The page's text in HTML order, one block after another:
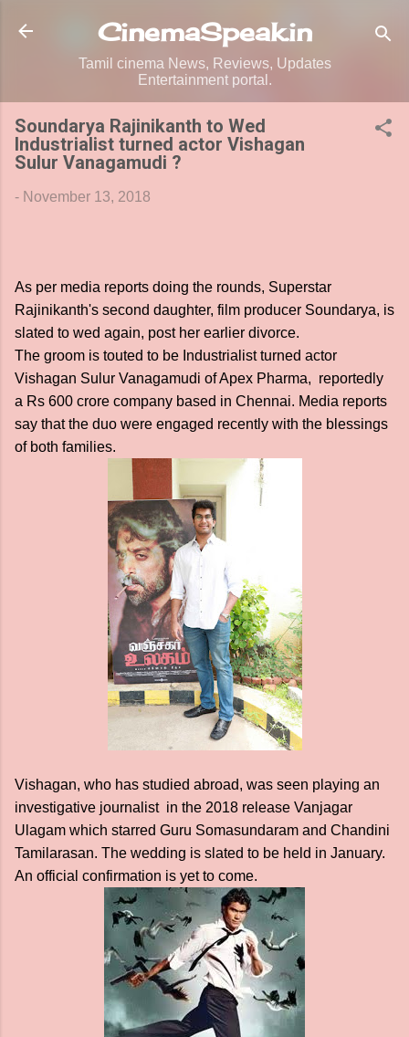
Skip to main content
CinemaSpeak.in
Tamil cinema News, Reviews, Updates
Entertainment portal.
Soundarya Rajinikanth to Wed
Industrialist turned actor Vishagan
Sulur Vanagamudi ?
- November 13, 2018
As per media reports doing the rounds, Superstar
Rajinikanth's second daughter, film producer Soundarya, is
slated to wed again, post her earlier divorce.
The groom is touted to be Industrialist turned actor
Vishagan Sulur Vanagamudi of Apex Pharma, reportedly
a Rs 600 crore company based in Chennai. Media reports
say that the duo were engaged recently with the blessings
of both families.
Vishagan, who has studied abroad, was seen playing an
investigative journalist in the 2018 release Vanjagar
Ulagam which starred Guru Somasundaram and Chandini
Tamilarasan. The wedding is slated to be held in January.
An official confirmation is yet to come.